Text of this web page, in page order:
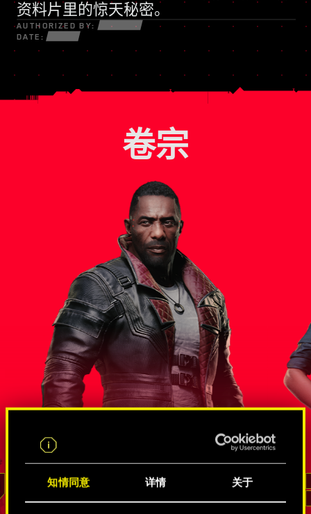
知情同意 详情 关于
资料片里的惊天秘密。
AUTHORIZED BY:
DATE:
卷宗
李德